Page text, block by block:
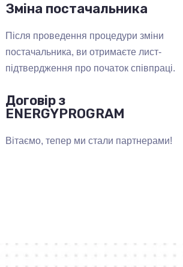
Зміна постачальника
Після проведення процедури зміни
постачальника, ви отримаєте лист-
підтвердження про початок співпраці.
Договір з
ENERGYPROGRAM
Вітаємо, тепер ми стали партнерами!